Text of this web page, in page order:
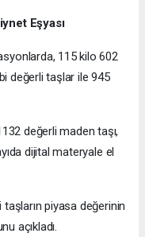
Eşyası
115 kilo 602
değerli taşlar ile 945
değerli maden taşı,
dijital materyale el
piyasa değerinin
açıkladı.